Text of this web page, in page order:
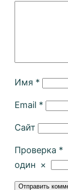
Имя *
Email *
Сайт
Проверка *
один
×